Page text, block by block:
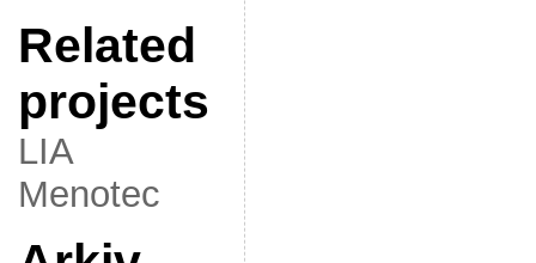
Related
projects
LIA
Menotec